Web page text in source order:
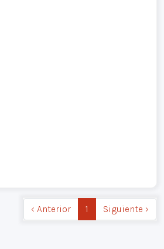
‹ Anterior 1 Siguiente ›